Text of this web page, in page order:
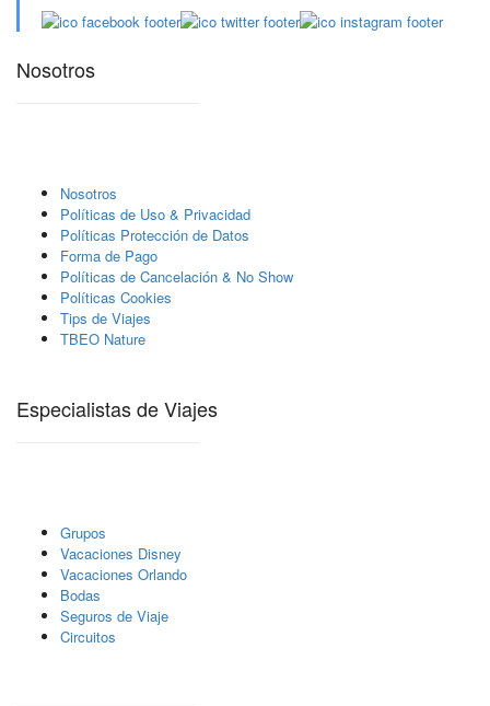
Nosotros
Nosotros
Polí­ticas de Uso & Privacidad
Polí­ticas Protección de Datos
Forma de Pago
Políticas de Cancelación & No Show
Políticas Cookies
Tips de Viajes
TBEO Nature
Especialistas de Viajes
Grupos
Vacaciones Disney
Vacaciones Orlando
Bodas
Seguros de Viaje
Circuitos